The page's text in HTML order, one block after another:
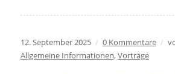
12. September 2025 / 0 Kommentare /
Allgemeine Informationen,Vorträge